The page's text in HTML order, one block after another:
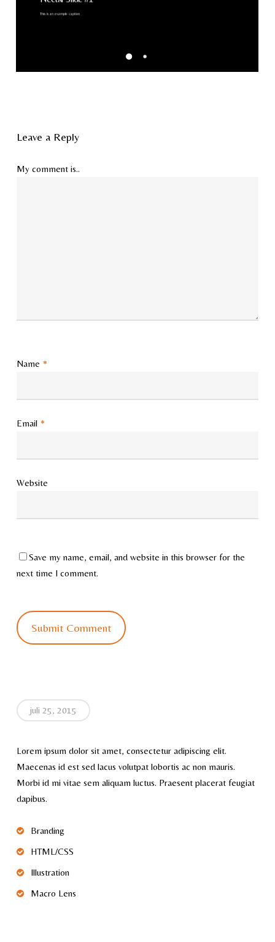
This is an example caption
Leave a Reply
My comment is..
Name *
Email *
Website
Save my name, email, and website in this browser for the
next time I comment.
juli 25, 2015
Lorem ipsum dolor sit amet, consectetur adipiscing elit.
Maecenas id est sed lacus volutpat lobortis ac non mauris.
Morbi id mi vitae sem aliquam luctus. Praesent placerat feugiat
dapibus.
Branding
HTML/CSS
Illustration
Macro Lens